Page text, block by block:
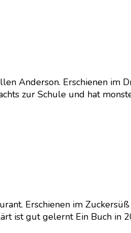
Anderson. Erschienen im
zur Schule und hat
Erschienen im
ist gut gelernt Ein Buch in